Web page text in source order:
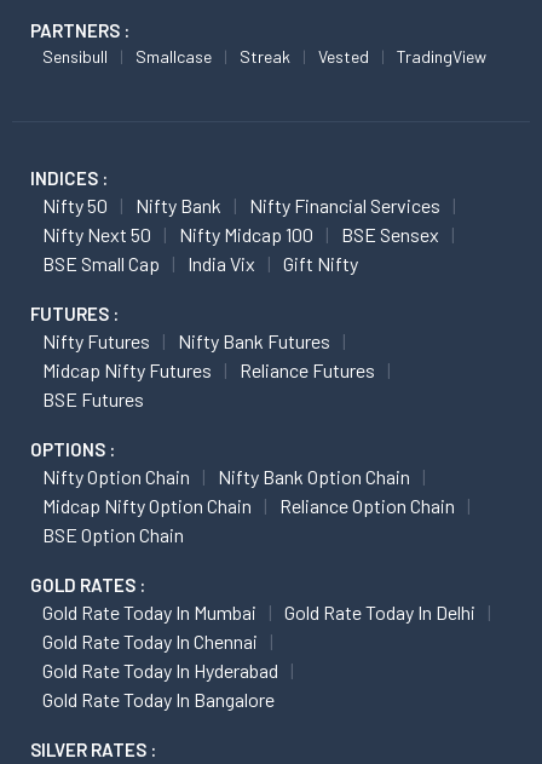
PARTNERS :
Sensibull Smallcase Streak Vested TradingView
INDICES :
Nifty 50 Nifty Bank
Nifty Financial Services
Nifty Next 50
Nifty Midcap 100
BSE Sensex
BSE Small Cap
India Vix Gift Nifty
FUTURES :
Nifty Futures
Nifty Bank Futures
Midcap Nifty Futures
Reliance Futures
BSE Futures
OPTIONS :
Nifty Option Chain
Nifty Bank Option Chain
Midcap Nifty Option Chain
Reliance Option Chain
BSE Option Chain
GOLD RATES :
Gold Rate Today In Mumbai
Gold Rate Today In Delhi
Gold Rate Today In Chennai
Gold Rate Today In Hyderabad
Gold Rate Today In Bangalore
SILVER RATES :